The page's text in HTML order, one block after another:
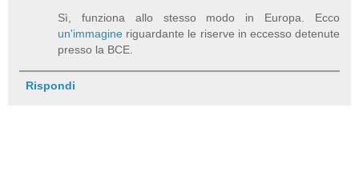
Sì, funziona allo stesso modo in Europa. Ecco
un'immagine riguardante le riserve in eccesso detenute
presso la BCE.
Rispondi